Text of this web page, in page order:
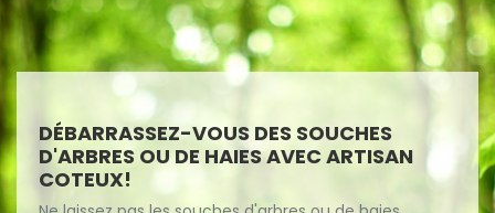
DÉBARRASSEZ-VOUS DES SOUCHES
D'ARBRES OU DE HAIES AVEC ARTISAN
COTEUX!